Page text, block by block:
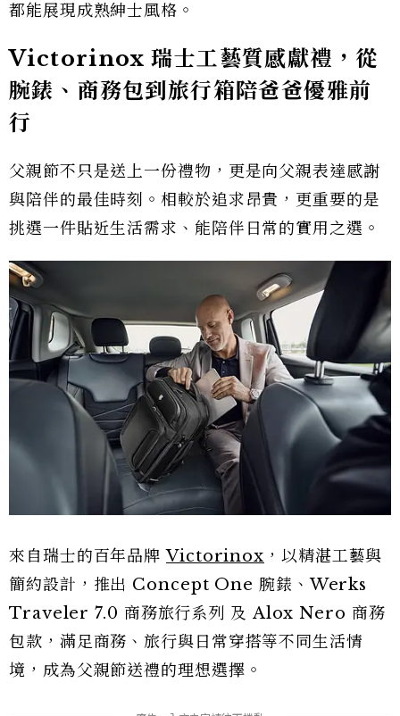
都能展現成熟紳士風格。
Victorinox 瑞士工藝質感獻禮，從
腕錶、商務包到旅行箱陪爸爸優雅前
行
父親節不只是送上一份禮物，更是向父親表達感謝
與陪伴的最佳時刻。相較於追求昂貴，更重要的是
挑選一件貼近生活需求、能陪伴日常的實用之選。
來自瑞士的百年品牌Victorinox ，以精湛工藝與
簡約設計，推出 Concept One 腕錶、Werks
Traveler 7.0 商務旅行系列 及 Alox Nero 商務
包款，滿足商務、旅行與日常穿搭等不同生活情
境，成為父親節送禮的理想選擇。